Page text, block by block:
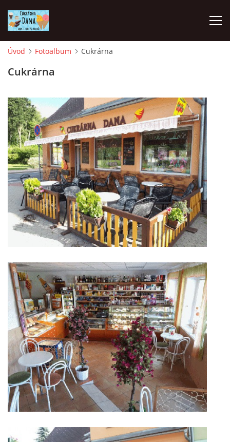
Cukrárna Dana
PO -NE 9.00-17.00
+420778008151
cukrarnadana@cukrarnadana.cz
© 2026 eStránky.cz
Úvod Fotoalbum Cukrárna
Cukrárna